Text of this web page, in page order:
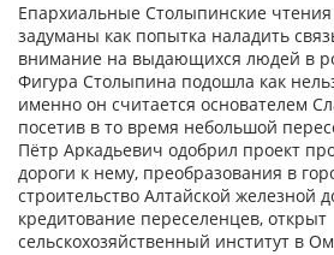
Епархиальные Cтолыпинские
задуманы как попытка наладить
внимание на выдающихся людей в
Фигура Столыпина подошла как
именно он считается основателем
посетив в то время небольшой
Пётр Аркадьевич одобрил проект
дороги к нему, преобразования в
строительство Алтайской железной
кредитование переселенцев, открыт
сельскохозяйственный институт в